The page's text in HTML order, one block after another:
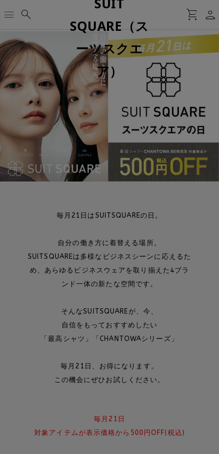
menu search shopping_cart person
毎月21日はSUITSQUAREの日。
自分の働き方に着替える場所。
SUITSQUAREは多様なビジネスシーンに応えるた
め、あらゆるビジネスウェアを取り揃えた4ブラ
ンド一体の新たな空間です。
そんなSUITSQUAREが、今、
自信をもっておすすめしたい
「最高シャツ」「CHANTOWAシリーズ」
毎月21日、お得になります。
この機会にぜひお試しください。
毎月21日
対象アイテムが表示価格から500円OFF(税込)